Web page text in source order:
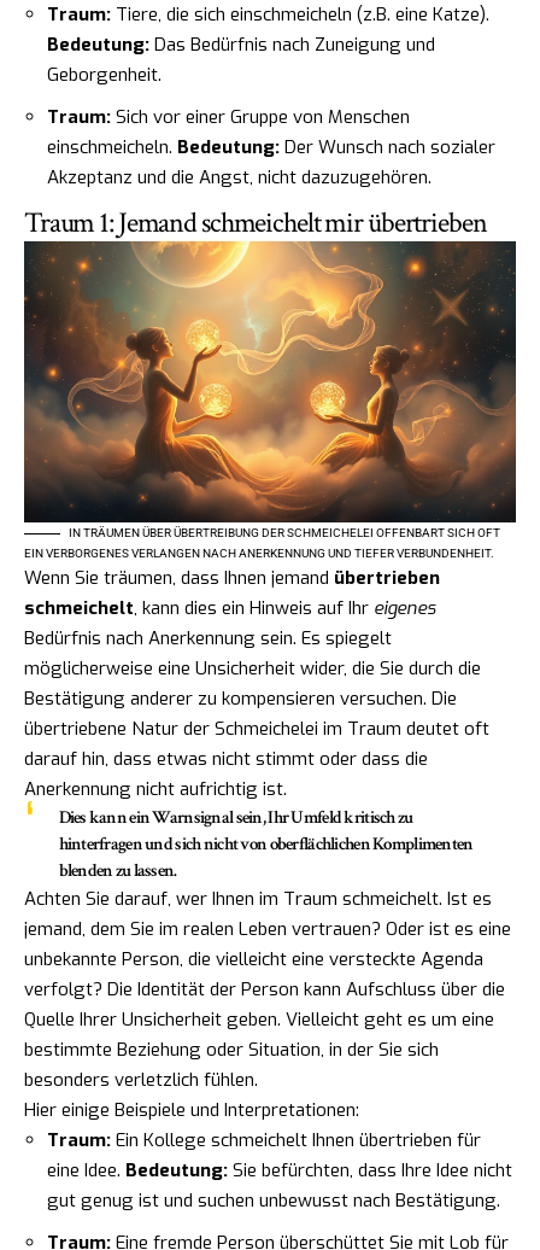
Traum: Tiere, die sich einschmeicheln (z.B. eine Katze).
Bedeutung: Das Bedürfnis nach Zuneigung und
Geborgenheit.
Traum: Sich vor einer Gruppe von Menschen
einschmeicheln. Bedeutung: Der Wunsch nach sozialer
Akzeptanz und die Angst, nicht dazuzugehören.
Traum 1: Jemand schmeichelt mir übertrieben
IN TRÄUMEN ÜBER ÜBERTREIBUNG DER SCHMEICHELEI OFFENBART SICH OFT
EIN VERBORGENES VERLANGEN NACH ANERKENNUNG UND TIEFER VERBUNDENHEIT.
Wenn Sie träumen, dass Ihnen jemand übertrieben
schmeichelt, kann dies ein Hinweis auf Ihr eigenes
Bedürfnis nach Anerkennung sein. Es spiegelt
möglicherweise eine Unsicherheit wider, die Sie durch die
Bestätigung anderer zu kompensieren versuchen. Die
übertriebene Natur der Schmeichelei im Traum deutet oft
darauf hin, dass etwas nicht stimmt oder dass die
Anerkennung nicht aufrichtig ist.
Dies kann ein Warnsignal sein, Ihr Umfeld kritisch zu
hinterfragen und sich nicht von oberflächlichen Komplimenten
blenden zu lassen.
Achten Sie darauf, wer Ihnen im Traum schmeichelt. Ist es
jemand, dem Sie im realen Leben vertrauen? Oder ist es eine
unbekannte Person, die vielleicht eine versteckte Agenda
verfolgt? Die Identität der Person kann Aufschluss über die
Quelle Ihrer Unsicherheit geben. Vielleicht geht es um eine
bestimmte Beziehung oder Situation, in der Sie sich
besonders verletzlich fühlen.
Hier einige Beispiele und Interpretationen:
Traum: Ein Kollege schmeichelt Ihnen übertrieben für
eine Idee. Bedeutung: Sie befürchten, dass Ihre Idee nicht
gut genug ist und suchen unbewusst nach Bestätigung.
Traum: Eine fremde Person überschüttet Sie mit Lob für